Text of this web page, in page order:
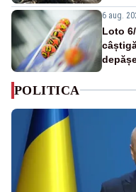
6 aug.
Loto
POLITICA